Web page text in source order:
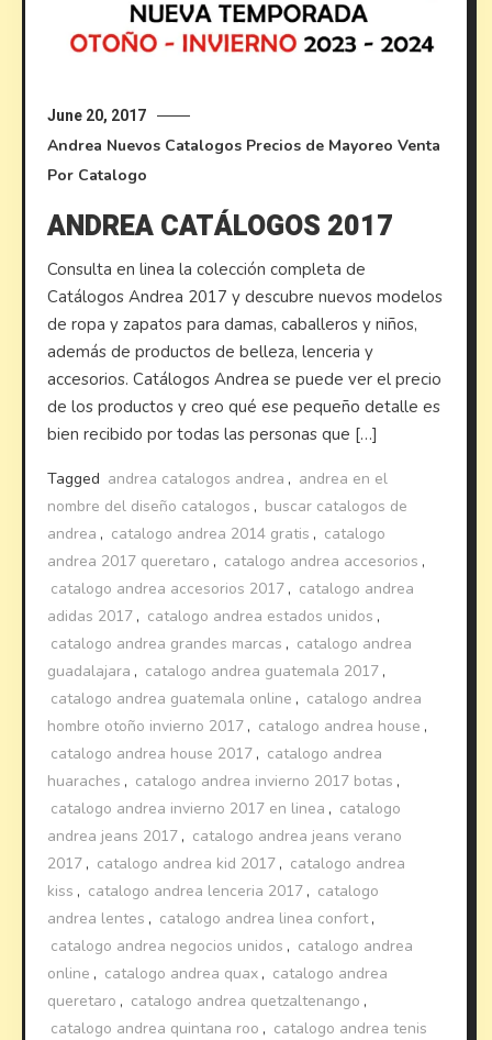
June 20, 2017
Andrea Nuevos Catalogos Precios de Mayoreo Venta
Por Catalogo
ANDREA CATÁLOGOS 2017
Consulta en linea la colección completa de
Catálogos Andrea 2017 y descubre nuevos modelos
de ropa y zapatos para damas, caballeros y niños,
además de productos de belleza, lenceria y
accesorios. Catálogos Andrea se puede ver el precio
de los productos y creo qué ese pequeño detalle es
bien recibido por todas las personas que […]
Tagged andrea catalogos andrea , andrea en el
nombre del diseño catalogos , buscar catalogos de
andrea , catalogo andrea 2014 gratis , catalogo
andrea 2017 queretaro , catalogo andrea accesorios ,
catalogo andrea accesorios 2017 , catalogo andrea
adidas 2017 , catalogo andrea estados unidos ,
catalogo andrea grandes marcas , catalogo andrea
guadalajara , catalogo andrea guatemala 2017 ,
catalogo andrea guatemala online , catalogo andrea
hombre otoño invierno 2017 , catalogo andrea house ,
catalogo andrea house 2017 , catalogo andrea
huaraches , catalogo andrea invierno 2017 botas ,
catalogo andrea invierno 2017 en linea , catalogo
andrea jeans 2017 , catalogo andrea jeans verano
2017 , catalogo andrea kid 2017 , catalogo andrea
kiss , catalogo andrea lenceria 2017 , catalogo
andrea lentes , catalogo andrea linea confort,
catalogo andrea negocios unidos , catalogo andrea
online , catalogo andrea quax , catalogo andrea
queretaro , catalogo andrea quetzaltenango ,
catalogo andrea quintana roo , catalogo andrea tenis